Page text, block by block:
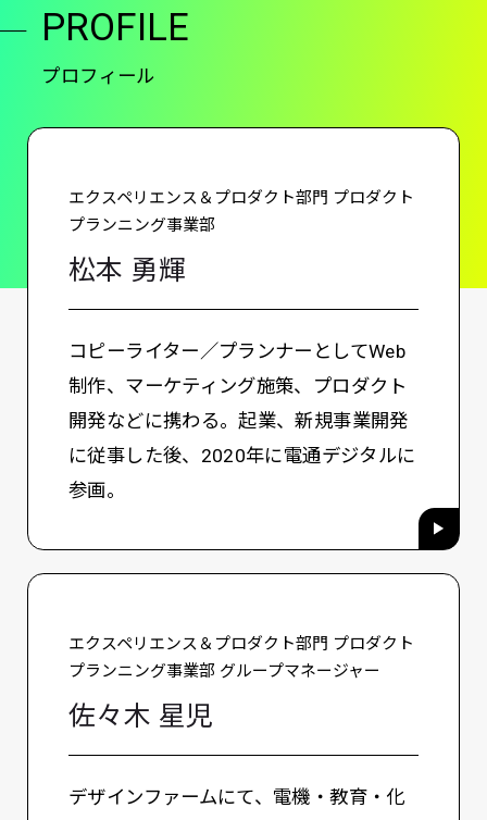
PROFILE
プロフィール
松本 勇輝
エクスペリエンス＆プロダクト部門 プロダクト
プランニング事業部
コピーライター／プランナーとしてWeb
制作、マーケティング施策、プロダクト
開発などに携わる。起業、新規事業開発
に従事した後、2020年に電通デジタルに
参画。
佐々木 星児
エクスペリエンス＆プロダクト部門 プロダクト
プランニング事業部 グループマネージャー
デザインファームにて、電機・教育・化